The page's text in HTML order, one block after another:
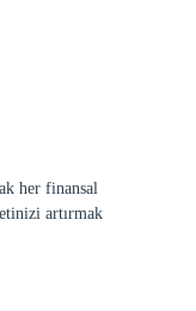
her finansal
artırmak